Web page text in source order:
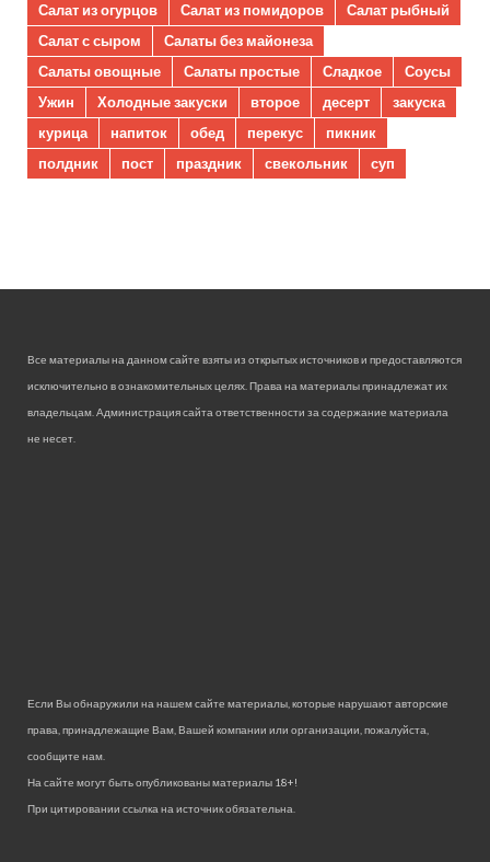
Салат из огурцов
Салат из помидоров
Салат рыбный
Салат с сыром
Салаты без майонеза
Салаты овощные
Салаты простые Сладкое
Соусы
Ужин
Холодные закуски второе десерт
закуска
курица
напиток обед перекус
пикник
полдник
пост праздник свекольник суп
Все материалы на данном сайте взяты из открытых источников и предоставляются
исключительно в ознакомительных целях. Права на материалы принадлежат их
владельцам. Администрация сайта ответственности за содержание материала
не несет.
Если Вы обнаружили на нашем сайте материалы, которые нарушают авторские
права, принадлежащие Вам, Вашей компании или организации, пожалуйста,
сообщите нам.
На сайте могут быть опубликованы материалы 18+!
При цитировании ссылка на источник обязательна.